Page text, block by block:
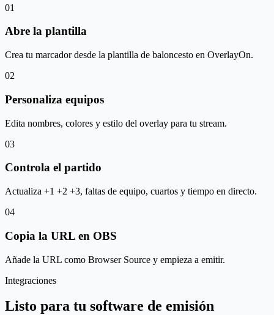
01
Abre la plantilla
Crea tu marcador desde la plantilla de baloncesto en OverlayOn.
02
Personaliza equipos
Edita nombres, colores y estilo del overlay para tu stream.
03
Controla el partido
Actualiza +1 +2 +3, faltas de equipo, cuartos y tiempo en directo.
04
Copia la URL en OBS
Añade la URL como Browser Source y empieza a emitir.
Integraciones
Listo para tu software de emisión